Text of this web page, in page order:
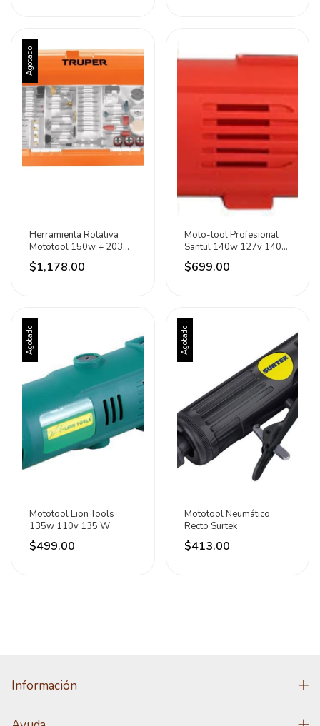
Agotado
Herramienta Rotativa
Mototool 150w + 203
Acc Truper 150 W
$1,178.00
Moto-tool Profesional
Santul 140w 127v 140
W
$699.00
Agotado
Mototool Lion Tools
135w 110v 135 W
$499.00
Agotado
Mototool Neumático
Recto Surtek
$413.00
Información